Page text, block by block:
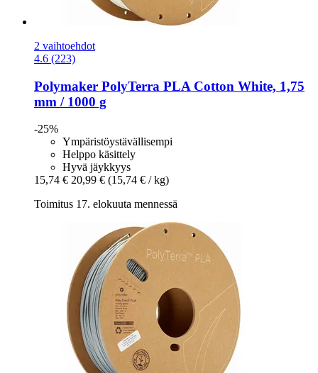
2 vaihtoehdot
4.6 (223)
Polymaker PolyTerra PLA Cotton White, 1,75
mm / 1000 g
-25%
Ympäristöystävällisempi
Helppo käsittely
Hyvä jäykkyys
15,74 € 20,99 € (15,74 € / kg)
Toimitus 17. elokuuta mennessä